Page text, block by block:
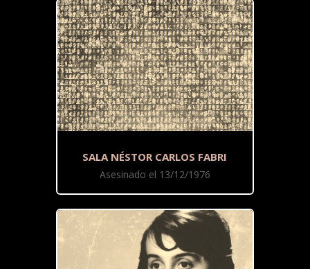
SALA NÉSTOR CARLOS FABRI
Asesinado el 13/12/1976